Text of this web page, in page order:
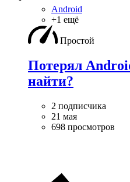
Android
+1 ещё
Простой
Потерял
найти?
2 подписчика
21 мая
698 просмотров